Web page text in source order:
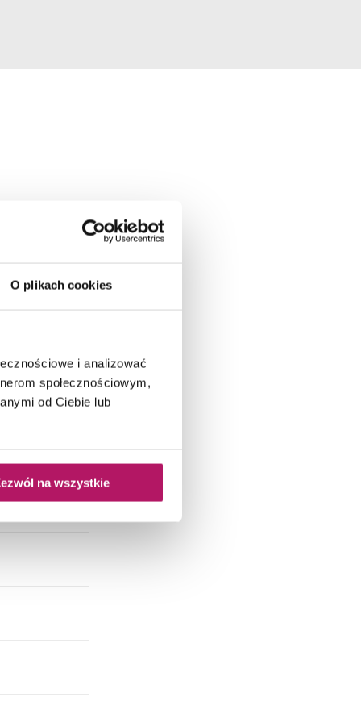
O plikach cookies
i analizować
społecznościowym,
od Ciebie lub
na wszystkie